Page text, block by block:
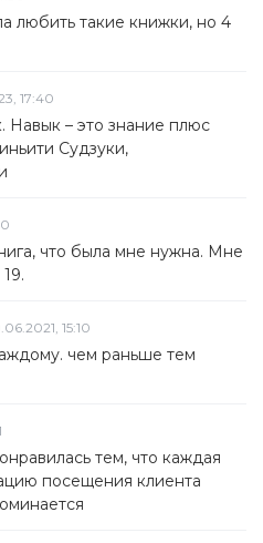
любить такие книжки, но 4
17:40
Навык – это знание плюс
Судзуки,
что была мне нужна. Мне
15:10
чем раньше тем
тем, что каждая
посещения клиента